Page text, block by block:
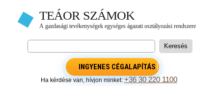
INGYENES CÉGALAPÍTÁS
Ha kérdése van, hívjon minket:+36 30 220 1100